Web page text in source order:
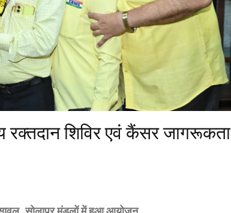
रक्तदान शिविर एवं कैंसर जागरूकता